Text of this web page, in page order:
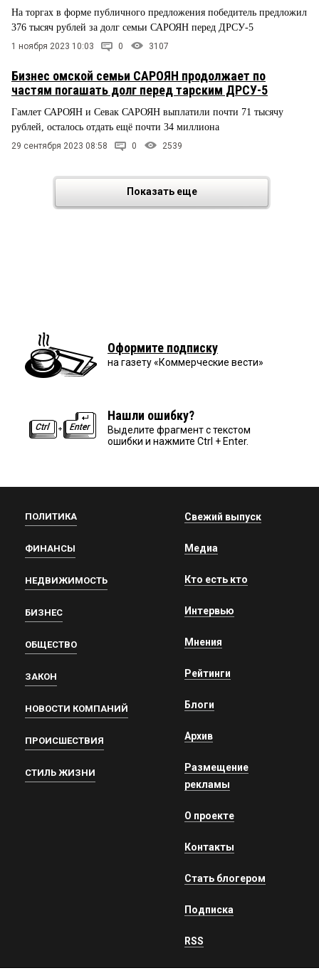
На торгах в форме публичного предложения победитель предложил
376 тысяч рублей за долг семьи САРОЯН перед ДРСУ-5
1 ноября 2023 10:03 0 3107
Бизнес омской семьи САРОЯН продолжает по
частям погашать долг перед тарским ДРСУ-5
Гамлет САРОЯН и Севак САРОЯН выплатили почти 71 тысячу
рублей, осталось отдать ещё почти 34 миллиона
29 сентября 2023 08:58 0 2539
Показать еще
Оформите подписку
на газету «Коммерческие вести»
Нашли ошибку?
Выделите фрагмент с текстом
ошибки и нажмите Ctrl + Enter.
ПОЛИТИКА
ФИНАНСЫ
НЕДВИЖИМОСТЬ
БИЗНЕС
ОБЩЕСТВО
ЗАКОН
НОВОСТИ КОМПАНИЙ
ПРОИСШЕСТВИЯ
СТИЛЬ ЖИЗНИ
Свежий выпуск
Медиа
Кто есть кто
Интервью
Мнения
Рейтинги
Блоги
Архив
Размещение
рекламы
О проекте
Контакты
Стать блогером
Подписка
RSS